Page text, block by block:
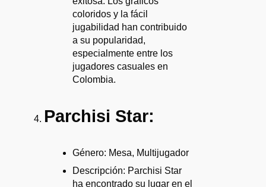
coloridos y la fácil
jugabilidad han contribuido
a su popularidad,
especialmente entre los
jugadores casuales en
Colombia.
Parchisi Star:
Género: Mesa, Multijugador
Descripción: Parchisi Star
ha encontrado su lugar en el